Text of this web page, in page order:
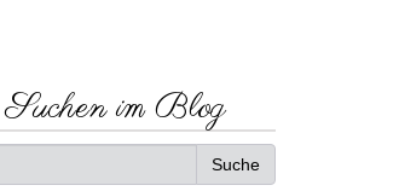
Suchen im Blog